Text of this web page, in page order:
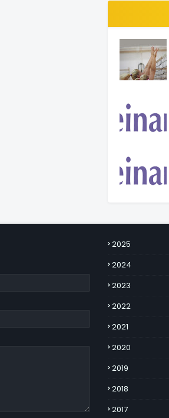
2025
2024
2023
2022
2021
2020
2019
2018
2017